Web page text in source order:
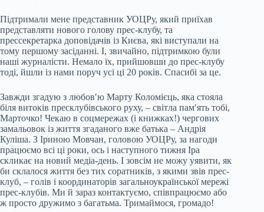
Підтримали мене представник УОЦРу, який приїхав
представляти нового голову прес-клубу, та
прессекретарка доповідачів із Києва, які виступали на
тому першому засіданні. І, звичайно, підтримкою були
наші журналісти. Немало їх, прийшовши до прес-клубу
тоді, йшли із нами поруч усі ці 20 років. Спасибі за це.
Завжди згадую з любовʹю Марту Коломієць, яка стояла
біля витоків пресклубівського руху, – світла памʹять тобі,
Марточко! Чекаю в соцмережах (і книжках!) чергових
замальовок із життя згаданого вже батька – Андрія
Куліша. З Іриною Мовчан, головою УОЦРу, за нагоди
працюємо всі ці роки, ось і наступного тижня Іра
скликає на новий медіа-день. І зовсім не можу уявити, як
би склалося життя без тих соратників, з якими звів прес-
клуб, – голів і координаторів загальноукраїнської мережі
прес-клубів. Ми й зараз контактуємо, співпрацюємо або
ж просто дружимо з багатьма. Тримаймося, громадо!